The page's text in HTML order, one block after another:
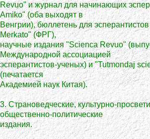
Revuo" и журнал для начинающих
Amiko" (оба выходят в
Венгрии), бюллетень для
Merkato" (ФРГ),
научные издания "Scienca Revuo"
Международной ассоциацией
эсперантистов-ученых) и "Tutmondaj
(печатается
Академией наук Китая).
3. Страноведческие, культурно-
общественно-политические
издания.